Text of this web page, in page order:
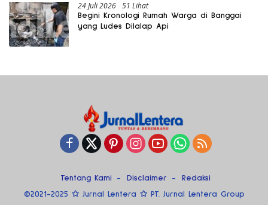
24 Juli 2026 51 Lihat
Begini Kronologi Rumah Warga di Banggai
yang Ludes Dilalap Api
Tentang Kami Disclaimer
Redaksi
©2021-2025 ✩ Jurnal Lentera ✩ PT. Jurnal Lentera Group